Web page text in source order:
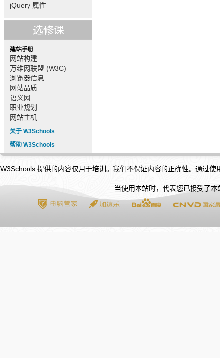
jQuery 属性
建站手册
网站构建
万维网联盟 (W3C)
浏览器信息
网站品质
语义网
职业规划
网站主机
关于 W3Schools
帮助 W3Schools
W3Schools 提供的内容仅用于培训。我们不保证内容的正确性。通过
当使用本站时，代表您已接受了本